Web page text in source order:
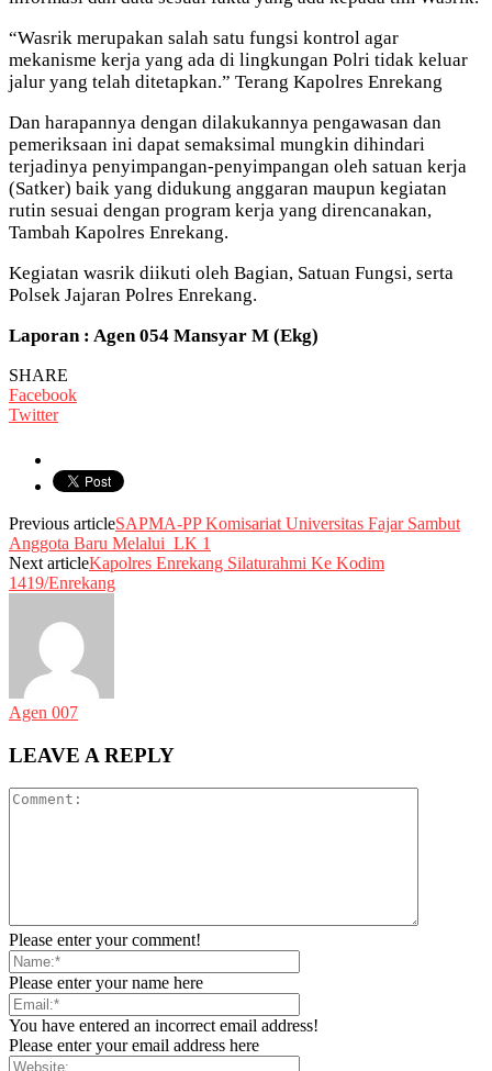
“Wasrik merupakan salah satu fungsi kontrol agar
mekanisme kerja yang ada di lingkungan Polri tidak keluar
jalur yang telah ditetapkan.” Terang Kapolres Enrekang
Dan harapannya dengan dilakukannya pengawasan dan
pemeriksaan ini dapat semaksimal mungkin dihindari
terjadinya penyimpangan-penyimpangan oleh satuan kerja
(Satker) baik yang didukung anggaran maupun kegiatan
rutin sesuai dengan program kerja yang direncanakan,
Tambah Kapolres Enrekang.
Kegiatan wasrik diikuti oleh Bagian, Satuan Fungsi, serta
Polsek Jajaran Polres Enrekang.
Laporan : Agen 054 Mansyar M (Ekg)
SHARE
Facebook
Twitter
Previous articleSAPMA-PP Komisariat Universitas Fajar Sambut
Anggota Baru Melalui LK 1
Next articleKapolres Enrekang Silaturahmi Ke Kodim
1419/Enrekang
Agen 007
LEAVE A REPLY
Please enter your comment!
Please enter your name here
You have entered an incorrect email address!
Please enter your email address here